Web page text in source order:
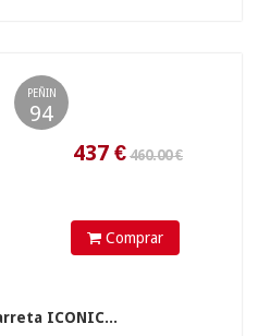
PEÑIN
94
Comprar
ICONIC...